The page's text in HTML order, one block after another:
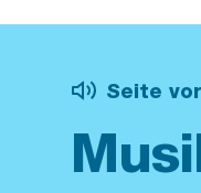
Seite